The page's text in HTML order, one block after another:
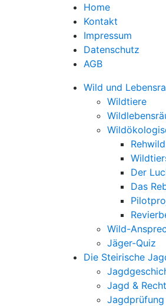
Home
Kontakt
Impressum
Datenschutz
AGB
Wild und
Wildtiere
Der
Das
Wild-
Jäger-Quiz
Die Steirische
Jagd & Recht
Jagdprüfung